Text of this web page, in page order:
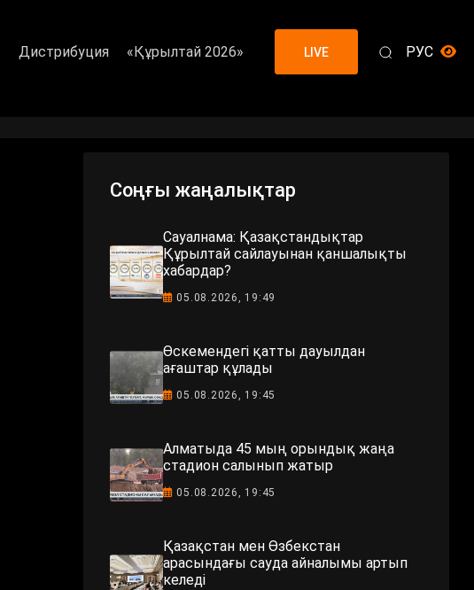
Дистрибуция «Құрылтай 2026» LIVE РУС
Соңғы жаңалықтар
Сауалнама: Қазақстандықтар
Құрылтай сайлауынан қаншалықты
хабардар?
05.08.2026, 19:49
Өскемендегі қатты дауылдан
ағаштар құлады
05.08.2026, 19:45
Алматыда 45 мың орындық жаңа
стадион салынып жатыр
05.08.2026, 19:45
Қазақстан мен Өзбекстан
арасындағы сауда айналымы артып
келеді